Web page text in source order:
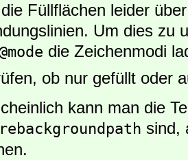
Füllflächen leider
Um dies zu
die Zeichenmodi
ob nur gefüllt oder
kann man die
sind,